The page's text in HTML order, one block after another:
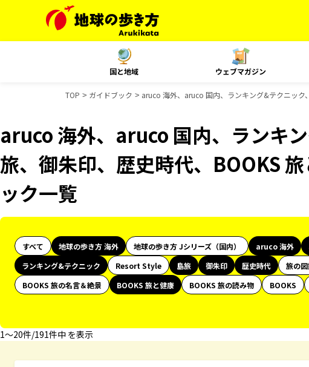
国と地域 ウェブマガジン
TOP ガイドブック aruco 海外、aruco 国内、ランキング&テクニック
aruco 海外、aruco 国内、ランキ
旅、御朱印、歴史時代、BOOKS
ック一覧
すべて 地球の歩き方 海外 地球の歩き方 Jシリーズ（国内） aruco 海外
ランキング&テクニック
Resort Style 島旅 御朱印 歴史時代 旅の
BOOKS 旅の名言＆絶景
BOOKS 旅と健康 BOOKS 旅の読み物 BOOKS
1〜20件/191件中 を表示